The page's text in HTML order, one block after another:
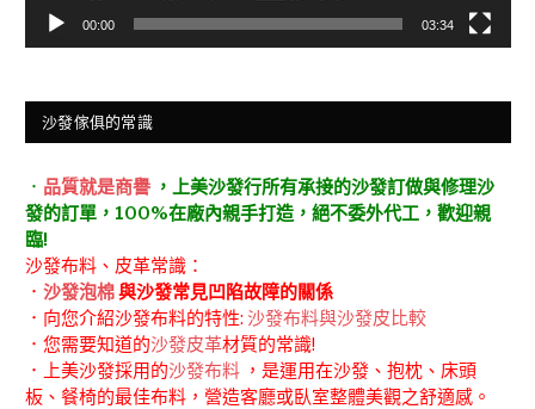
00:00 03:34
沙發傢俱的常識
． 品質就是商譽 ，上美沙發行所有承接的沙發訂做與修理沙
發的訂單，100%在廠內親手打造，絕不委外代工，歡迎親
臨!
沙發布料、皮革常識：
． 沙發泡棉與沙發常見凹陷故障的關係
．向您介紹沙發布料的特性: 沙發布料與沙發皮比較
．您需要知道的沙發皮革材質的常識!
．上美沙發採用的沙發布料 ，是運用在沙發、抱枕、床頭
板、餐椅的最佳布料，營造客廳或臥室整體美觀之舒適感。